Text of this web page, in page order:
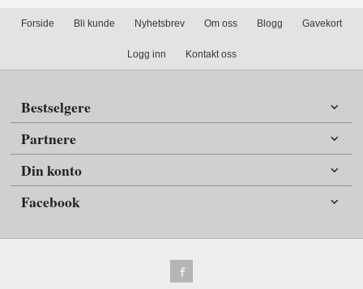
Forside Bli kunde Nyhetsbrev Om oss Blogg Gavekort
Logg inn Kontakt oss
Bestselgere
Partnere
Din konto
Facebook